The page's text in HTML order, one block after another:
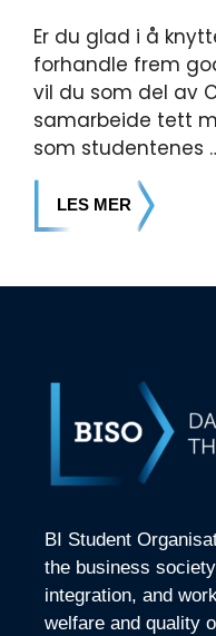
Er du glad i å
forhandle frem
vil du som del av
samarbeide tett
som studentenes
LES MER
BI Student
the business
integration, and
welfare and quality